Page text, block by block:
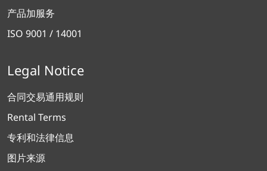
产品加服务
ISO 9001 / 14001
Legal Notice
合同交易通用规则
Rental Terms
专利和法律信息
图片来源